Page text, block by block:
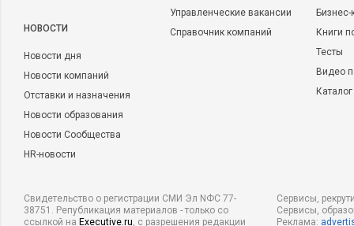
НОВОСТИ
Новости дня
Новости компаний
Отставки и назначения
Новости образования
Новости Сообщества
HR-новости
Управленческие вакансии
Справочник компаний
Книги
Тесты
Видео
Свидетельство о регистрации СМИ Эл NФС 77-
38751. Републикация материалов - только со
ссылкой на Executive.ru, с разрешения редакции
Сервисы,
Сервисы,
Реклама: